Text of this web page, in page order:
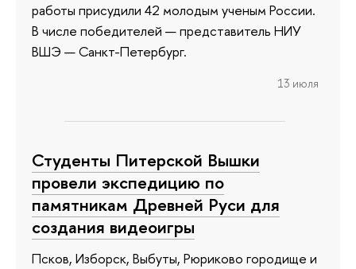
работы присудили 42 молодым ученым России.
В числе победителей — представитель НИУ
ВШЭ — Санкт-Петербург.
13 июля
Студенты Питерской Вышки
провели экспедицию по
памятникам Древней Руси для
создания видеоигры
Псков, Изборск, Выбуты, Рюриково городище и